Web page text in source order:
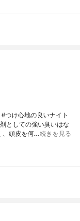
つけ心地の良いナイト
としての強い臭いはな
、頭皮を何...続きを見る